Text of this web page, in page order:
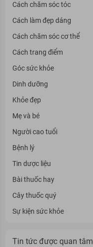
Cách chăm sóc tóc
Cách làm đẹp dáng
Cách chăm sóc cơ thể
Cách trang điểm
Góc sức khỏe
Dinh dưỡng
Khỏe đẹp
Mẹ và bé
Người cao tuổi
Bệnh lý
Tin dược liệu
Bài thuốc hay
Cây thuốc quý
Sự kiện sức khỏe
Tin tức được quan tâm